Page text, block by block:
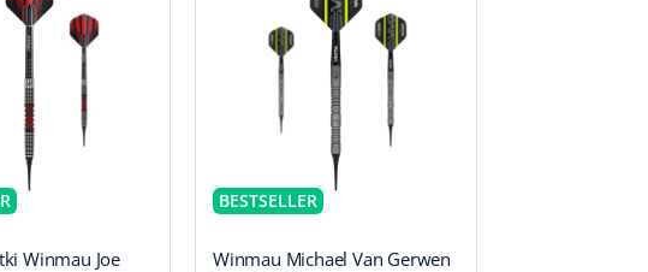
Winmau Joe
BESTSELLER
Winmau Michael Van Gerwen